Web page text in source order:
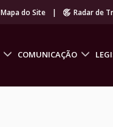
Mapa do Site | Radar de
COMUNICAÇÃO